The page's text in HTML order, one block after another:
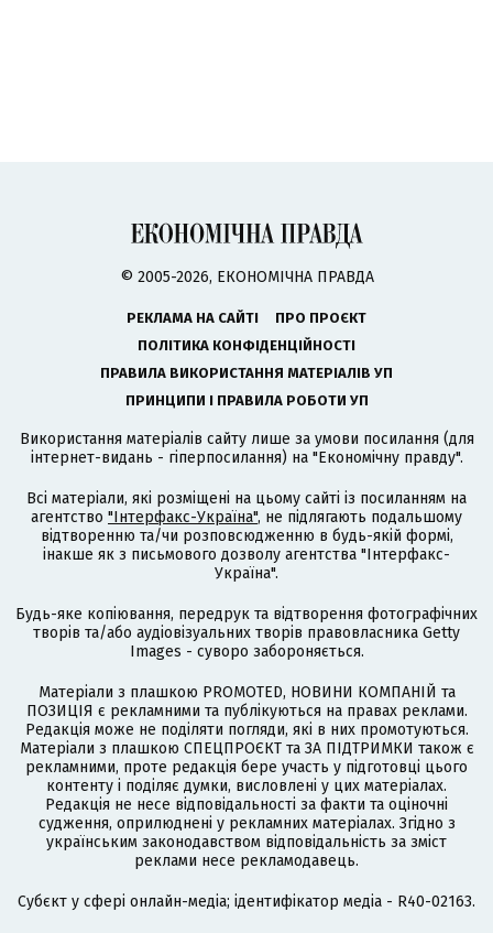
© 2005-2026, ЕКОНОМІЧНА ПРАВДА
РЕКЛАМА НА САЙТІ
ПРО ПРОЄКТ
ПОЛІТИКА КОНФІДЕНЦІЙНОСТІ
ПРАВИЛА ВИКОРИСТАННЯ МАТЕРІАЛІВ УП
ПРИНЦИПИ І ПРАВИЛА РОБОТИ УП
Використання матеріалів сайту лише за умови посилання (для
інтернет-видань - гіперпосилання) на "Економічну правду".
Всі матеріали, які розміщені на цьому сайті із посиланням на
агентство "Інтерфакс-Україна", не підлягають подальшому
відтворенню та/чи розповсюдженню в будь-якій формі,
інакше як з письмового дозволу агентства "Інтерфакс-
Україна".
Будь-яке копіювання, передрук та відтворення фотографічних
творів та/або аудіовізуальних творів правовласника Getty
Images - суворо забороняється.
Матеріали з плашкою PROMOTED, НОВИНИ КОМПАНІЙ та
ПОЗИЦІЯ є рекламними та публікуються на правах реклами.
Редакція може не поділяти погляди, які в них промотуються.
Матеріали з плашкою СПЕЦПРОЄКТ та ЗА ПІДТРИМКИ також є
рекламними, проте редакція бере участь у підготовці цього
контенту і поділяє думки, висловлені у цих матеріалах.
Редакція не несе відповідальності за факти та оціночні
судження, оприлюднені у рекламних матеріалах. Згідно з
українським законодавством відповідальність за зміст
реклами несе рекламодавець.
Cубєкт у сфері онлайн-медіа; ідентифікатор медіа - R40-02163.